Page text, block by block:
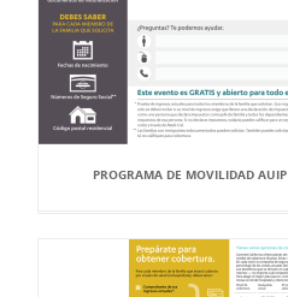
PROGRAMA DE MOVILIDAD AUIP